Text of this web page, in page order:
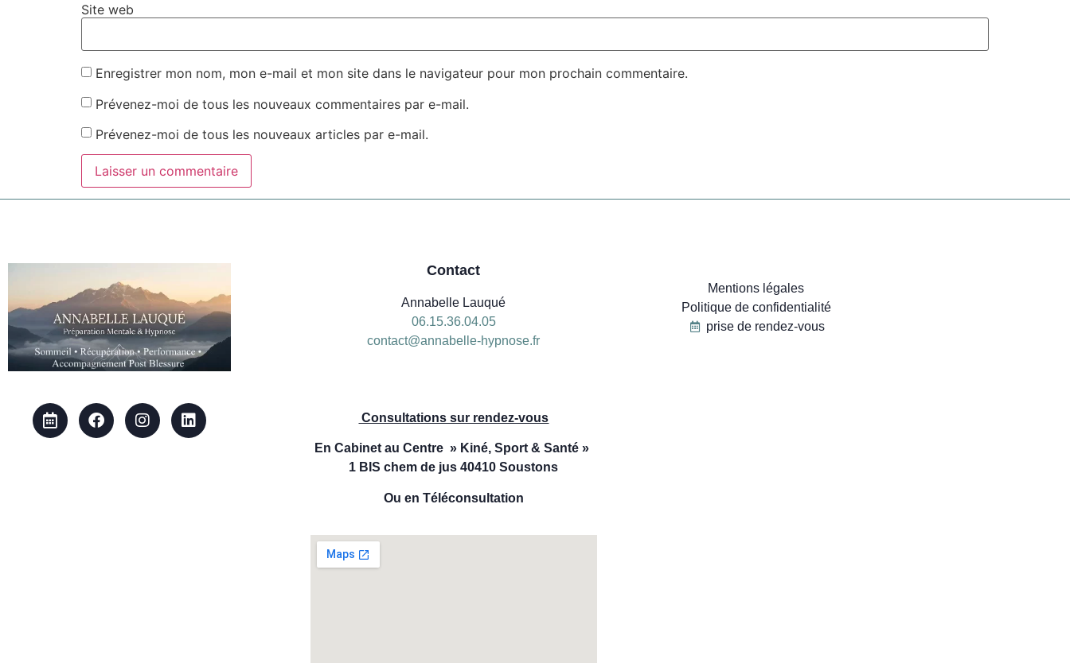
Site web
Enregistrer mon nom, mon e-mail et mon site dans le navigateur pour mon prochain commentaire.
Prévenez-moi de tous les nouveaux commentaires par e-mail.
Prévenez-moi de tous les nouveaux articles par e-mail.
Contact
Annabelle Lauqué
06.15.36.04.05
contact@annabelle-hypnose.fr
Consultations sur rendez-vous
En Cabinet au Centre » Kiné, Sport & Santé »
1 BIS chem de jus 40410 Soustons
Ou en Téléconsultation
Mentions légales
Politique de confidentialité
prise de rendez-vous